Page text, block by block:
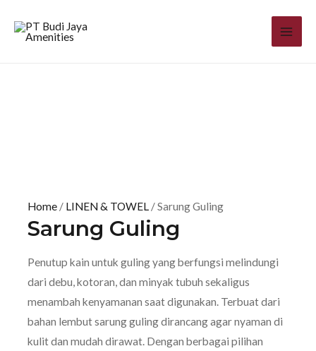
Home / LINEN & TOWEL / Sarung Guling
Sarung Guling
Penutup kain untuk guling yang berfungsi melindungi
dari debu, kotoran, dan minyak tubuh sekaligus
menambah kenyamanan saat digunakan. Terbuat dari
bahan lembut sarung guling dirancang agar nyaman di
kulit dan mudah dirawat. Dengan berbagai pilihan